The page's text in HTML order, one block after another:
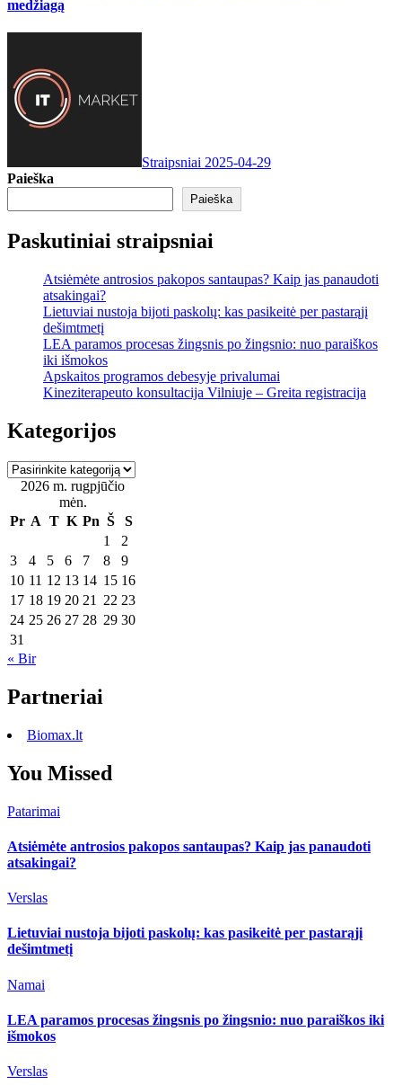
medžiagą
Straipsniai 2025-04-29
Paieška
Paieška
Paskutiniai straipsniai
Atsiėmėte antrosios pakopos santaupas? Kaip jas panaudoti
atsakingai?
Lietuviai nustoja bijoti paskolų: kas pasikeitė per pastarąjį
dešimtmetį
LEA paramos procesas žingsnis po žingsnio: nuo paraiškos
iki išmokos
Apskaitos programos debesyje privalumai
Kineziterapeuto konsultacija Vilniuje – Greita registracija
Kategorijos
Kategorijos
2026 m. rugpjūčio
mėn.
Pr A T K Pn Š
S
1
2
3
4 5 6 7 8
9
10 11 12 13 14 15 16
17 18 19 20 21 22 23
24 25 26 27 28 29 30
31
« Bir
Partneriai
Biomax.lt
You Missed
Patarimai
Atsiėmėte antrosios pakopos santaupas? Kaip jas panaudoti
atsakingai?
Verslas
Lietuviai nustoja bijoti paskolų: kas pasikeitė per pastarąjį
dešimtmetį
Namai
LEA paramos procesas žingsnis po žingsnio: nuo paraiškos iki
išmokos
Verslas